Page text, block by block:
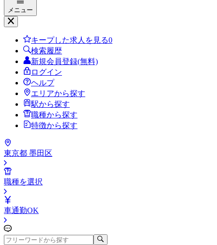
メニュー
キープした求人を見る0
検索履歴
新規会員登録(無料)
ログイン
ヘルプ
エリアから探す
駅から探す
職種から探す
特徴から探す
東京都 墨田区
職種を選択
車通勤OK